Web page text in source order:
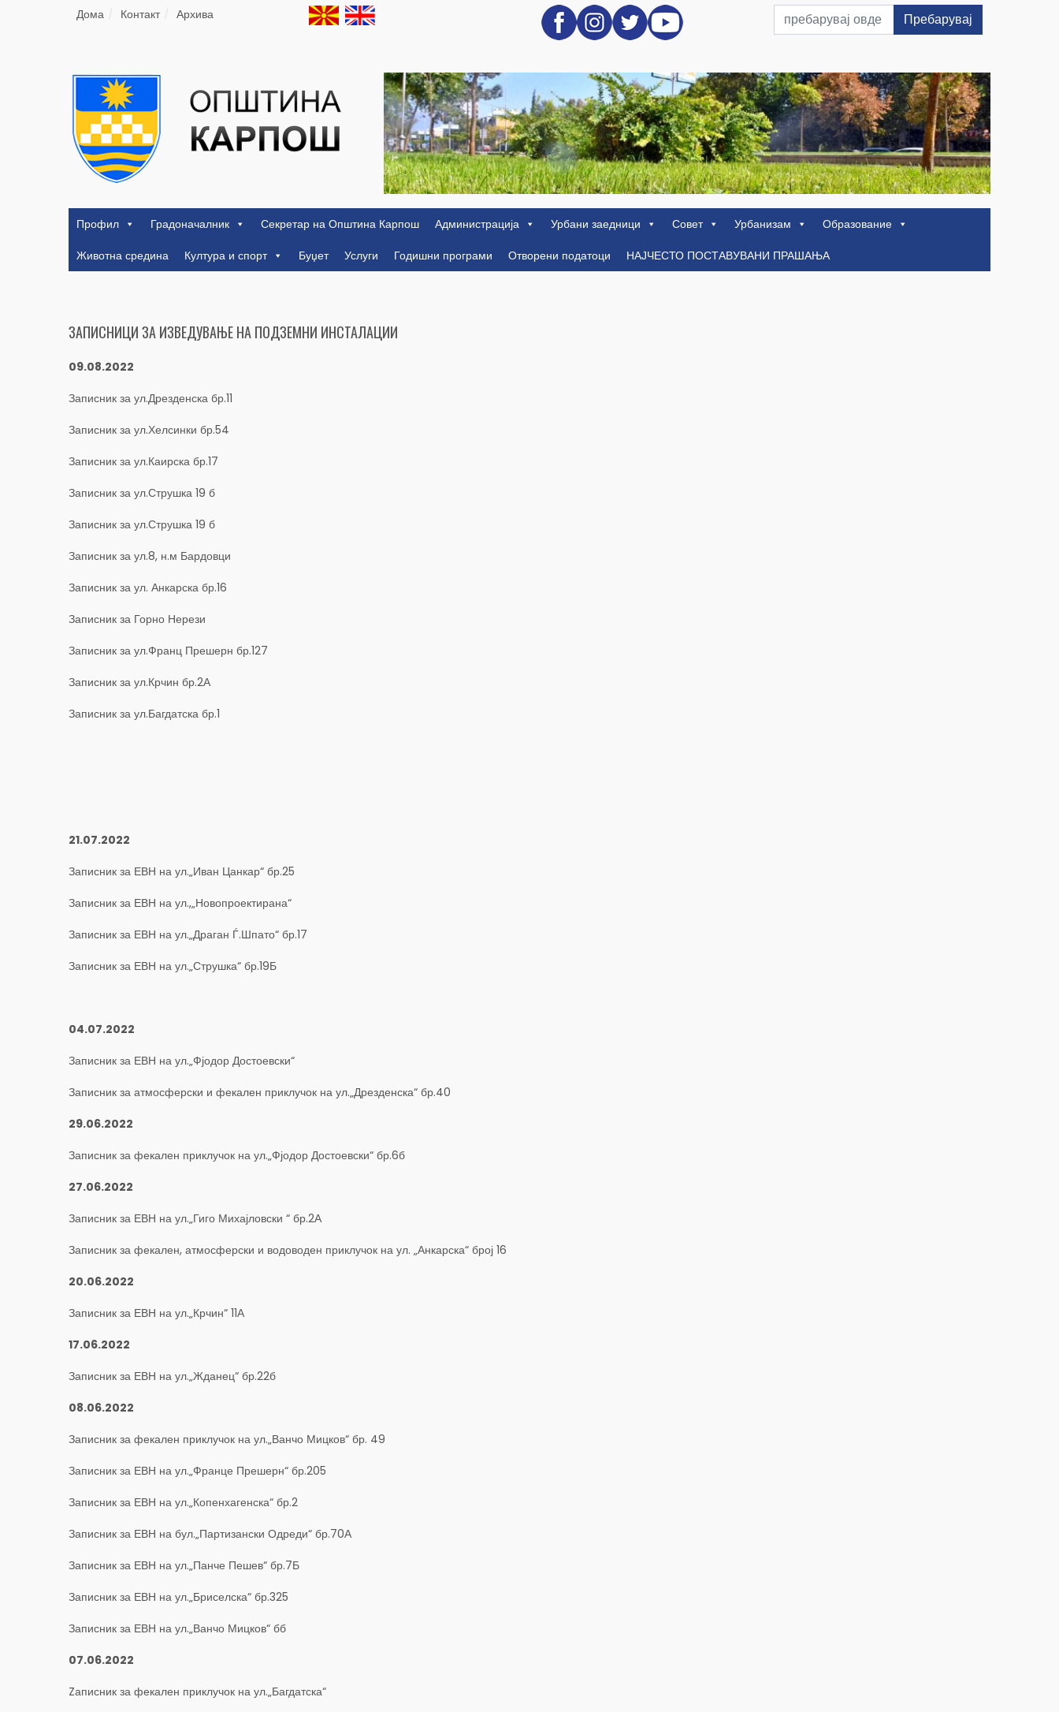
Дома Контакт Архива Пребарувај
Профил Градоначалник Секретар на Општина Карпош Администрација Урбани заедници Совет Урбанизам
Образование
Животна средина
Култура и спорт Буџет Услуги Годишни програми Отворени податоци НАЈЧЕСТО ПОСТАВУВАНИ ПРАШАЊА
ЗАПИСНИЦИ ЗА ИЗВЕДУВАЊЕ НА ПОДЗЕМНИ ИНСТАЛАЦИИ
09.08.2022
Записник за ул.Дрезденска бр.11
Записник за ул.Хелсинки бр.54
Записник за ул.Каирска бр.17
Записник за ул.Струшка 19 б
Записник за ул.Струшка 19 б
Записник за ул.8, н.м Бардовци
Записник за ул. Анкарска бр.16
Записник за Горно Нерези
Записник за ул.Франц Прешерн бр.127
Записник за ул.Крчин бр.2А
Записник за ул.Багдатска бр.1
21.07.2022
Записник за ЕВН на ул.„Иван Цанкар“ бр.25
Записник за ЕВН на ул.,„Новопроектирана“
Записник за ЕВН на ул.„Драган Ѓ.Шпато“ бр.17
Записник за ЕВН на ул.„Струшка“ бр.19Б
04.07.2022
Записник за ЕВН на ул.„Фјодор Достоевски“
Записник за атмосферски и фекален приклучок на ул.„Дрезденска“ бр.40
29.06.2022
Записник за фекален приклучок на ул.„Фјодор Достоевски“ бр.6б
27.06.2022
Записник за ЕВН на ул.„Гиго Михајловски “ бр.2А
Записник за фекален, атмосферски и водоводен приклучок на ул. „Анкарска“ број 16
20.06.2022
Записник за ЕВН на ул.„Крчин“ 11А
17.06.2022
Записник за ЕВН на ул.„Жданец“ бр.22б
08.06.2022
Записник за фекален приклучок на ул.„Ванчо Мицков“ бр. 49
Записник за ЕВН на ул.„Франце Прешерн“ бр.205
Записник за ЕВН на ул.„Копенхагенска“ бр.2
Записник за ЕВН на бул.„Партизански Одреди“ бр.70А
Записник за ЕВН на ул.„Панче Пешев“ бр.7Б
Записник за ЕВН на ул.„Бриселска“ бр.325
Записник за ЕВН на ул.„Ванчо Мицков“ бб
07.06.2022
Zаписник за фекален приклучок на ул.„Багдатска“